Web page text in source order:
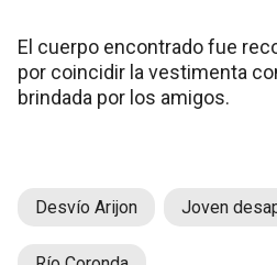
El cuerpo encontrado fue
por coincidir la vestimenta
brindada por los amigos.
Desvío Arijon Joven